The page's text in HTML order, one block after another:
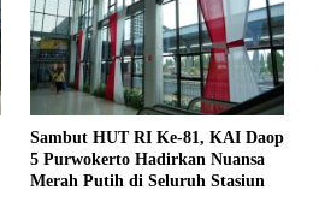
Sambut HUT RI Ke-81, KAI Daop
5 Purwokerto Hadirkan Nuansa
Merah Putih di Seluruh Stasiun